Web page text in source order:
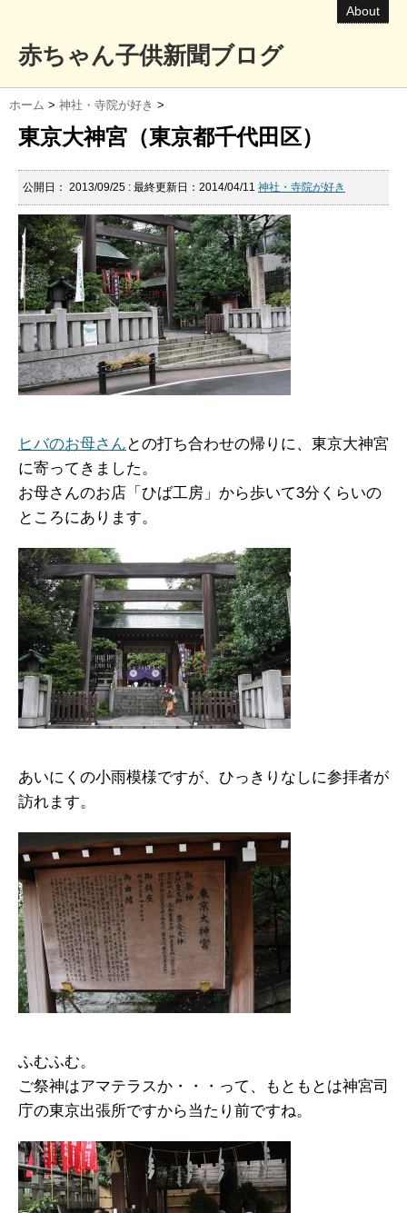
About
赤ちゃん子供新聞ブログ
ホーム > 神社・寺院が好き >
東京大神宮（東京都千代田区）
公開日： 2013/09/25 : 最終更新日：2014/04/11 神社・寺院が好き
ヒバのお母さん との打ち合わせの帰りに、東京大神宮
に寄ってきました。
お母さんのお店「ひば工房」から歩いて3分くらいの
ところにあります。
あいにくの小雨模様ですが、ひっきりなしに参拝者が
訪れます。
ふむふむ。
ご祭神はアマテラスか・・・って、もともとは神宮司
庁の東京出張所ですから当たり前ですね。